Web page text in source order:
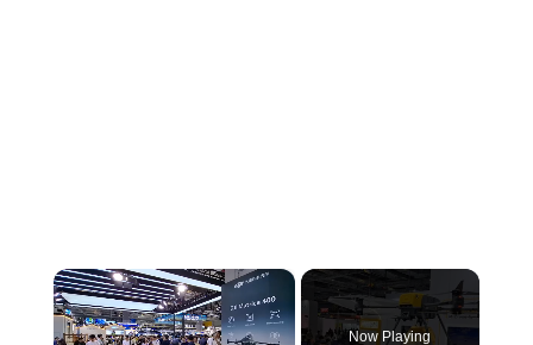
×
Now Playing